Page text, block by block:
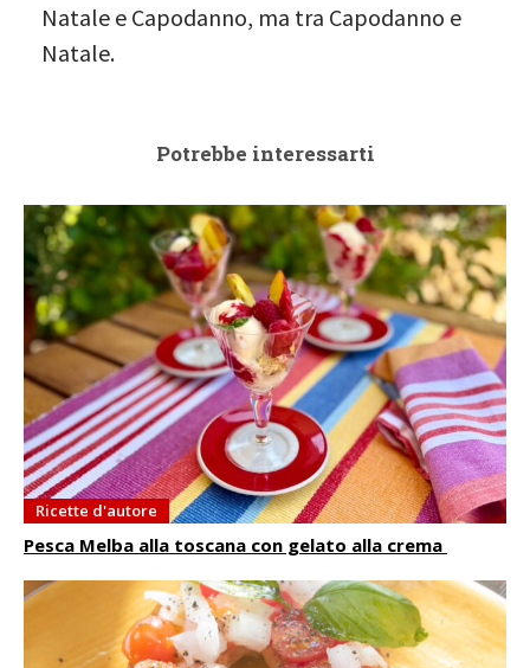
Natale e Capodanno, ma tra Capodanno e
Natale.
Potrebbe interessarti
Ricette d'autore
Pesca Melba alla toscana con gelato alla crema